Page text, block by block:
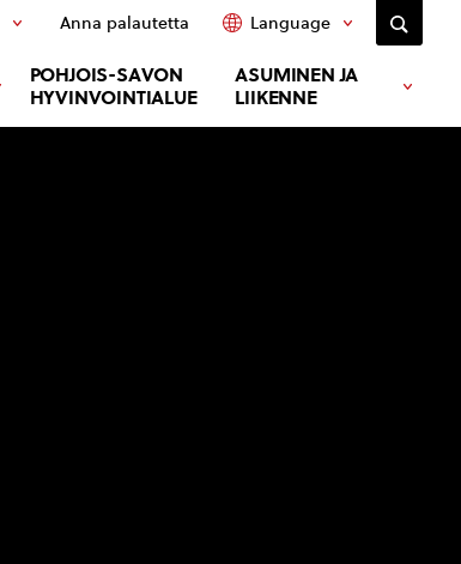
POHJOIS-SAVON
HYVINVOINTIALUE
ASUMINEN JA
LIIKENNE
Anna palautetta Language